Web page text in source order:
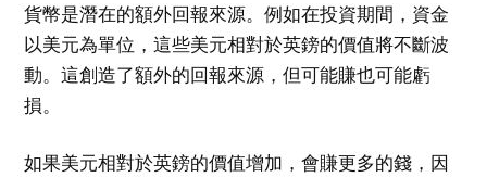
貨幣是潛在的額外回報來源。例如在投資期間，資金
以美元為單位，這些美元相對於英鎊的價值將不斷波
動。這創造了額外的回報來源，但可能賺也可能虧
損。
如果美元相對於英鎊的價值增加，會賺更多的錢，因